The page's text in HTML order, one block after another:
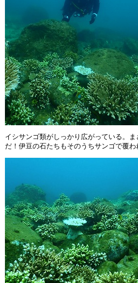
イシサンゴ類がしっかり広がっている。
だ！伊豆の石たちもそのうちサンゴで覆わ